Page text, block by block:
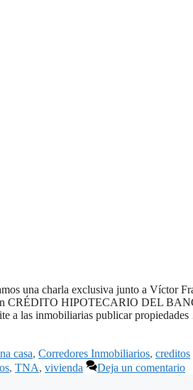
una charla exclusiva junto a Víctor
CRÉDITO HIPOTECARIO DEL
a las inmobiliarias publicar
casa, Corredores Inmobiliarios, creditos
, TNA, vivienda
Deja un comentario